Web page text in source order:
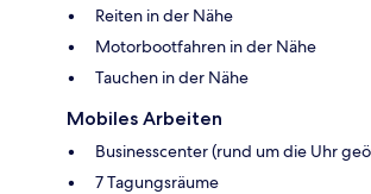
Reiten in der Nähe
Motorbootfahren in der Nähe
Tauchen in der Nähe
Mobiles Arbeiten
Businesscenter (rund um die Uhr
7 Tagungsräume